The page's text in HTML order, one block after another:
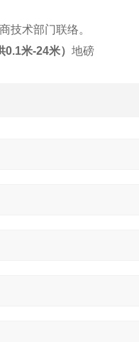
术部门联络。
0.1米-24米）地磅